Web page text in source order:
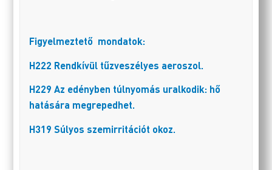
Figyelmeztető mondatok:
H222 Rendkívül tűzveszélyes aeroszol.
H229 Az edényben túlnyomás uralkodik: hő
hatására megrepedhet.
H319 Súlyos szemirritációt okoz.